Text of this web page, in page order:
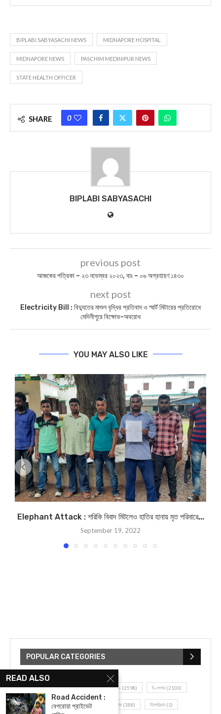
BIPLABI SABYASACHI NEWS MIDNAPORE HOSPITAL
MIDNAPORE NEWS PASCHIM MEDINIPUR NEWS
STATE HEALTH OFFICER
SHARE 0
BIPLABI SABYASACHI
previous post
আজকের পত্রিকা – ২৩ নভেম্বর ২০২৩, বাঃ – ০৬ অগ্রহায়ণ ১৪৩০
next post
Electricity Bill : বিদ্যুতের মাশুল বৃদ্ধির প্রতিবাদ ও স্মার্ট মিটারের প্রতিরোধে
মেদিনীপুরে বিক্ষোভ-অবরোধ
YOU MAY ALSO LIKE
Elephant Attack : শরিকি বিবাদ মিটলেও হাতির হানায় মৃত পরিবারে...
September 19, 2022
POPULAR CATEGORIES
UNCATEGORIZED(107) আজকের সেরা ১০ (2598) ই-পেপার (2100)
খেলাধূলো(5) জেলার খবর(602) ঝাড়গ্রাম (388) দিনপঞ্জিকা (1)
READ ALSO
Road Accident :
বেপরোয়া প্রাইভেট